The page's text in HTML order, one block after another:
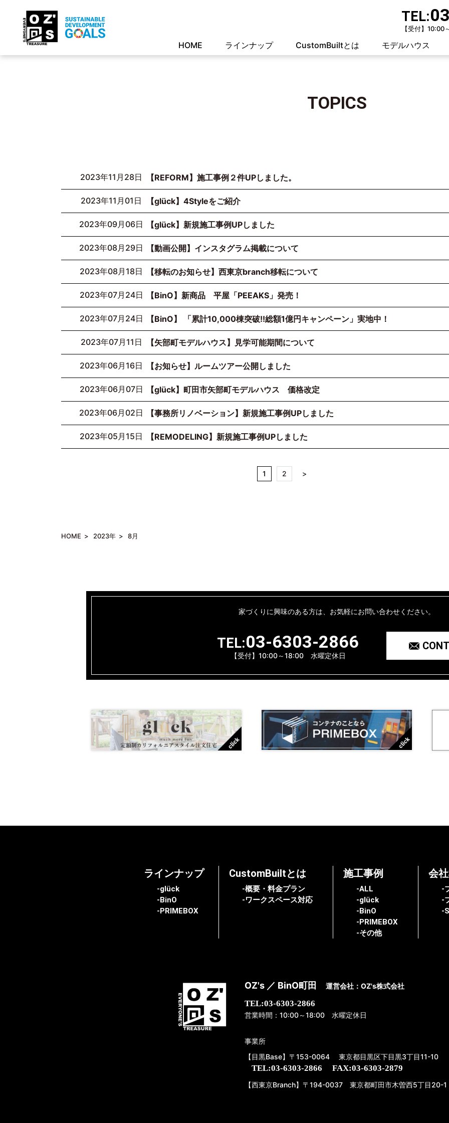
TEL:
【受付】
HOME ラインナップ CustomBuiltとは モデルハウス
TOPICS
2023年11月28日 【REFORM】施工事例２件UPしました。
2023年11月01日 【glück】4Styleをご紹介
2023年09月06日 【glück】新規施工事例UPしました
2023年08月29日 【動画公開】インスタグラム掲載について
2023年08月18日 【移転のお知らせ】西東京branch移転について
2023年07月24日 【BinO】新商品 平屋「PEEAKS」発売！
2023年07月24日 【BinO】 「累計10,000棟突破!!総額1億円キャンペーン」実地中！
2023年07月11日 【矢部町モデルハウス】見学可能期間について
2023年06月16日 【お知らせ】ルームツアー公開しました
2023年06月07日 【glück】町田市矢部町モデルハウス 価格改定
2023年06月02日 【事務所リノベーション】新規施工事例UPしました
2023年05月15日 【REMODELING】新規施工事例UPしました
1 2 >
HOME > 2023年 > 8月
家づくりに興味のある方は、 お気軽にお問い合わせください。
TEL:03-6303-2866
【受付】10:00～18:00 水曜定休日
ラインナップ
-glück
-BinO
-PRIMEBOX
CustomBuiltとは
-概要・料金プラン
-ワークスペース対応
施工事例
-ALL
-glück
-BinO
-PRIMEBOX
-その他
会
-
-
-
OZ's ／ BinO町田 運営会社：OZ's株式会社
TEL:03-6303-2866
営業時間：10:00～18:00 水曜定休日
事業所
【目黒Base】〒153-0064 東京都目黒区下目黒3丁目11-10
TEL:03-6303-2866 FAX:03-6303-2879
【西東京Branch】〒194-0037 東京都町田市木曽西5丁目20-1